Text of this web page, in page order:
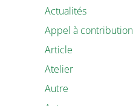
Actualités
Appel à contribution
Article
Atelier
Autre